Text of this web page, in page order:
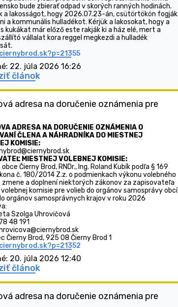
bude zbierať odpad v skorých ranných hodinách.
a lakosságot, hogy 2026.07.23-án, csütörtökön fogják
a kommunális hulladékot. Kérjük a lakosokat, hogy a
kukákat már előző este rakják ki a ház elé, mert a
vállalat kora reggel megkezdi a hulladék
22. júla 2026 16:26
článok
adresa na doručenie oznámenia pre
ADRESA NA DORUČENIE OZNÁMENIA O
ČLENA A NÁHRADNÍKA DO MIESTNEJ
KOMISIE:
MIESTNEJ VOLEBNEJ KOMISIE:
Čierny Brod, RNDr., Ing. Roland Kubík podľa § 169
č. 180/2014 Z.z. o podmienkach výkonu volebného
zmene a doplnení niektorých zákonov za zapisovateľa
komisie pre volieb do orgánov samosprávy obcí
orgánov samosprávnych krajov v roku 2026
Szolga Uhrovičová
48 191
Čierny Brod, 925 08 Čierny Brod 1
20. júla 2026 12:40
článok
adresa na doručenie oznámenia pre